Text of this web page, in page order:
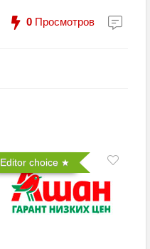
0 Просмотров
Editor choice